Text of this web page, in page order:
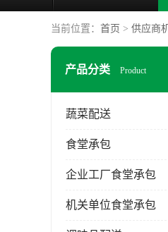
当前位置： 首页 > 供应商
产品分类 Product
蔬菜配送
食堂承包
企业工厂食堂承包
机关单位食堂承包